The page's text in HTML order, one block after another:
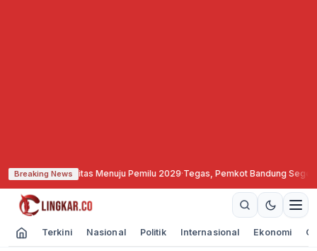
Breaking News
Soliditas Menuju Pemilu 2029·Tegas, Pemkot Bandung Segel dan
Terkini Nasional Politik Internasional Ekonomi